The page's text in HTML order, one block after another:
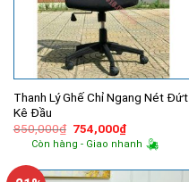
Thanh Lý Ghế Chỉ Ngang Nét Đứt
Kê Đầu
850,000₫ Giá
gốc
là:
754,000₫Giá
hiện
tại
754,000₫.
Còn hàng - Giao nhanh